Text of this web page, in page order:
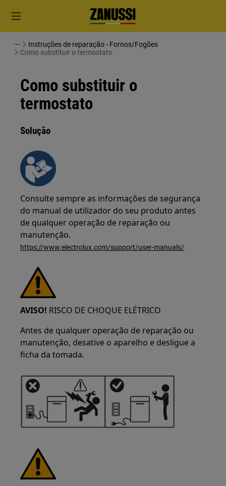
Instruções de reparação - Fornos/Fogões
Como substituir o termostato
Como substituir o
termostato
Solução
Consulte sempre as informações de segurança
do manual de utilizador do seu produto antes
de qualquer operação de reparação ou
manutenção.
https://www.electrolux.com/support/user-manuals/
AVISO! RISCO DE CHOQUE ELÉTRICO
Antes de qualquer operação de reparação ou
manutenção, desative o aparelho e desligue a
ficha da tomada.